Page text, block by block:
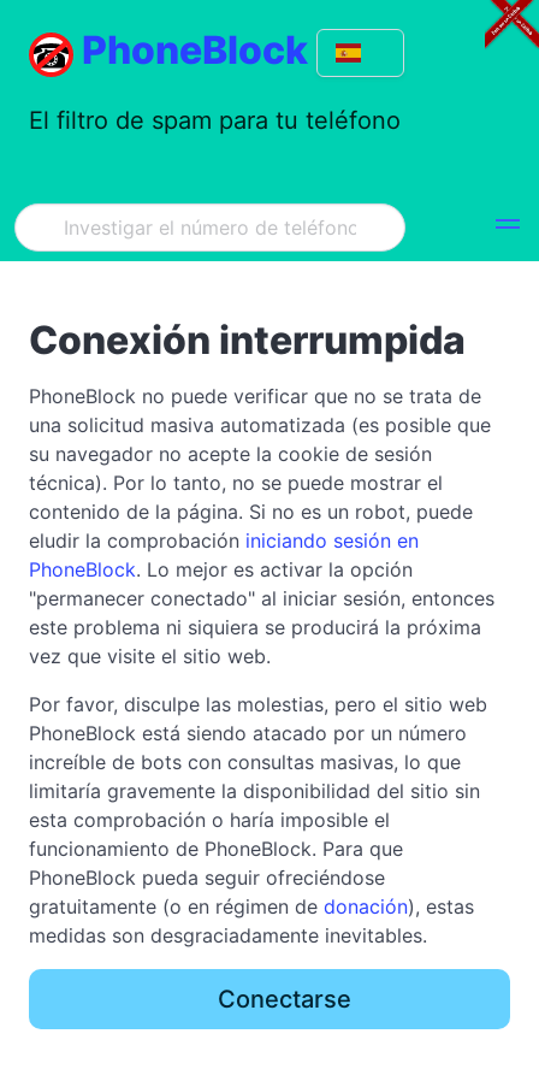
PhoneBlock
El filtro de spam para tu teléfono
Conexión interrumpida
PhoneBlock no puede verificar que no se trata de
una solicitud masiva automatizada (es posible que
su navegador no acepte la cookie de sesión
técnica). Por lo tanto, no se puede mostrar el
contenido de la página. Si no es un robot, puede
eludir la comprobación iniciando sesión en
PhoneBlock. Lo mejor es activar la opción
"permanecer conectado" al iniciar sesión, entonces
este problema ni siquiera se producirá la próxima
vez que visite el sitio web.
Por favor, disculpe las molestias, pero el sitio web
PhoneBlock está siendo atacado por un número
increíble de bots con consultas masivas, lo que
limitaría gravemente la disponibilidad del sitio sin
esta comprobación o haría imposible el
funcionamiento de PhoneBlock. Para que
PhoneBlock pueda seguir ofreciéndose
gratuitamente (o en régimen de donación), estas
medidas son desgraciadamente inevitables.
Conectarse